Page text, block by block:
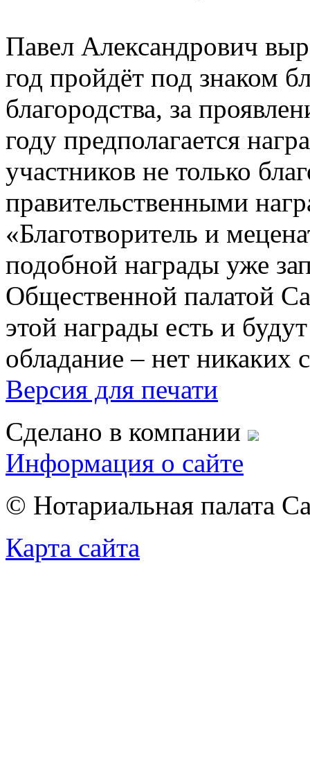
Павел Александрович
год пройдёт под знаком
благородства, за
году предполагается
участников не только
правительственными
«Благотворитель и
подобной награды уже
Общественной палатой
этой награды есть и
обладание – нет никаких
Версия для печати
Сделано в компании
Информация о сайте
© Нотариальная палата
Карта сайта